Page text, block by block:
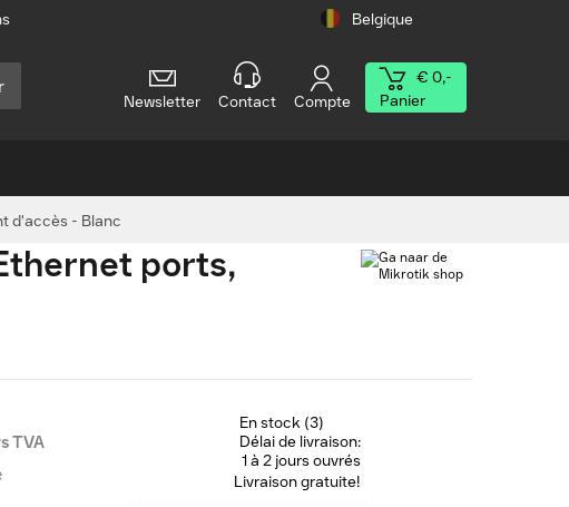
Belgique
Newsletter Contact Compte
€ 0,-
Panier
d'accès - Blanc
ports,
TVA
En stock (3)
Délai de livraison:
1 à 2 jours ouvrés
Livraison gratuite!